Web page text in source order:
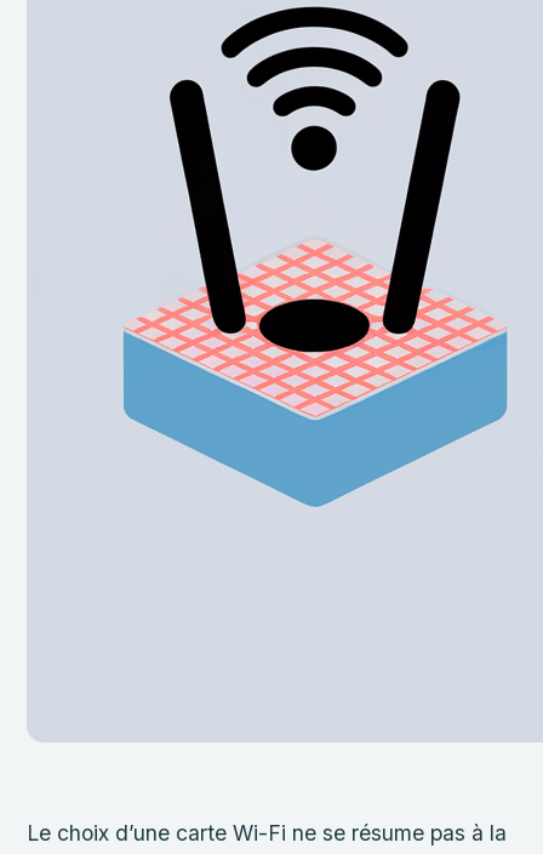
Le choix d’une carte Wi-Fi ne se résume pas à la